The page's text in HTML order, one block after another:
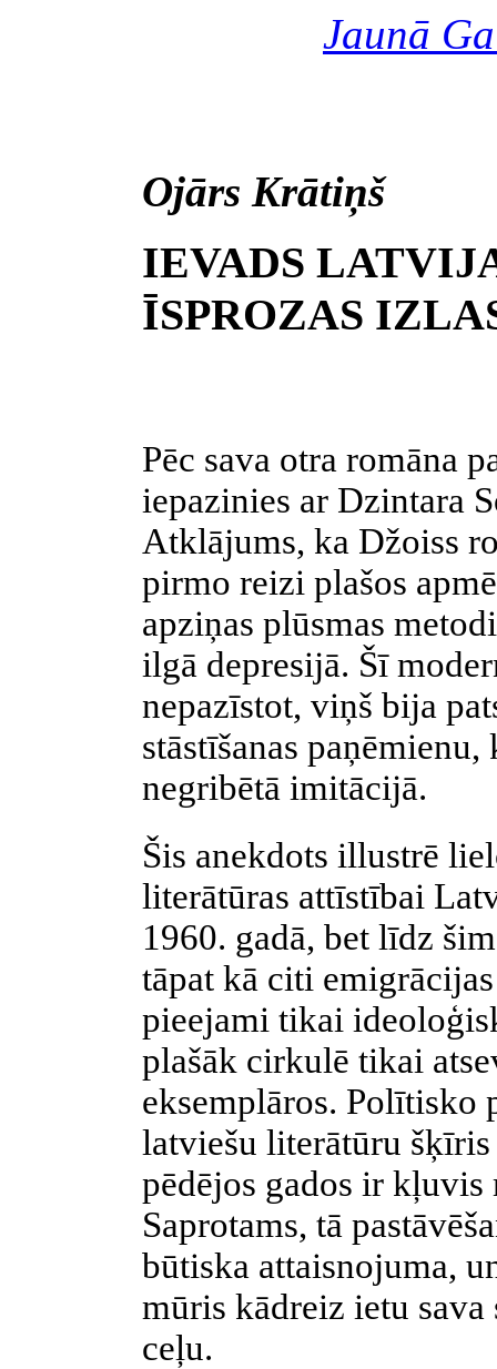
Jaunā
Ojārs Krātiņš
IEVADS
ĪSPROZAS
Pēc sava otra romāna
iepazinies ar Dzintara
Atklājums, ka Džoiss
pirmo reizi plašos
apziņas plūsmas
ilgā depresijā. Šī
nepazīstot, viņš bija
stāstīšanas
negribētā imitācijā.
Šis anekdots illustrē
literātūras attīstībai
1960. gadā, bet līdz
tāpat kā citi
pieejami tikai
plašāk cirkulē tikai
eksemplāros. Polītisko
latviešu literātūru šķīris
pēdējos gados ir
Saprotams, tā
būtiska attaisnojuma,
mūris kādreiz ietu sava
ceļu.